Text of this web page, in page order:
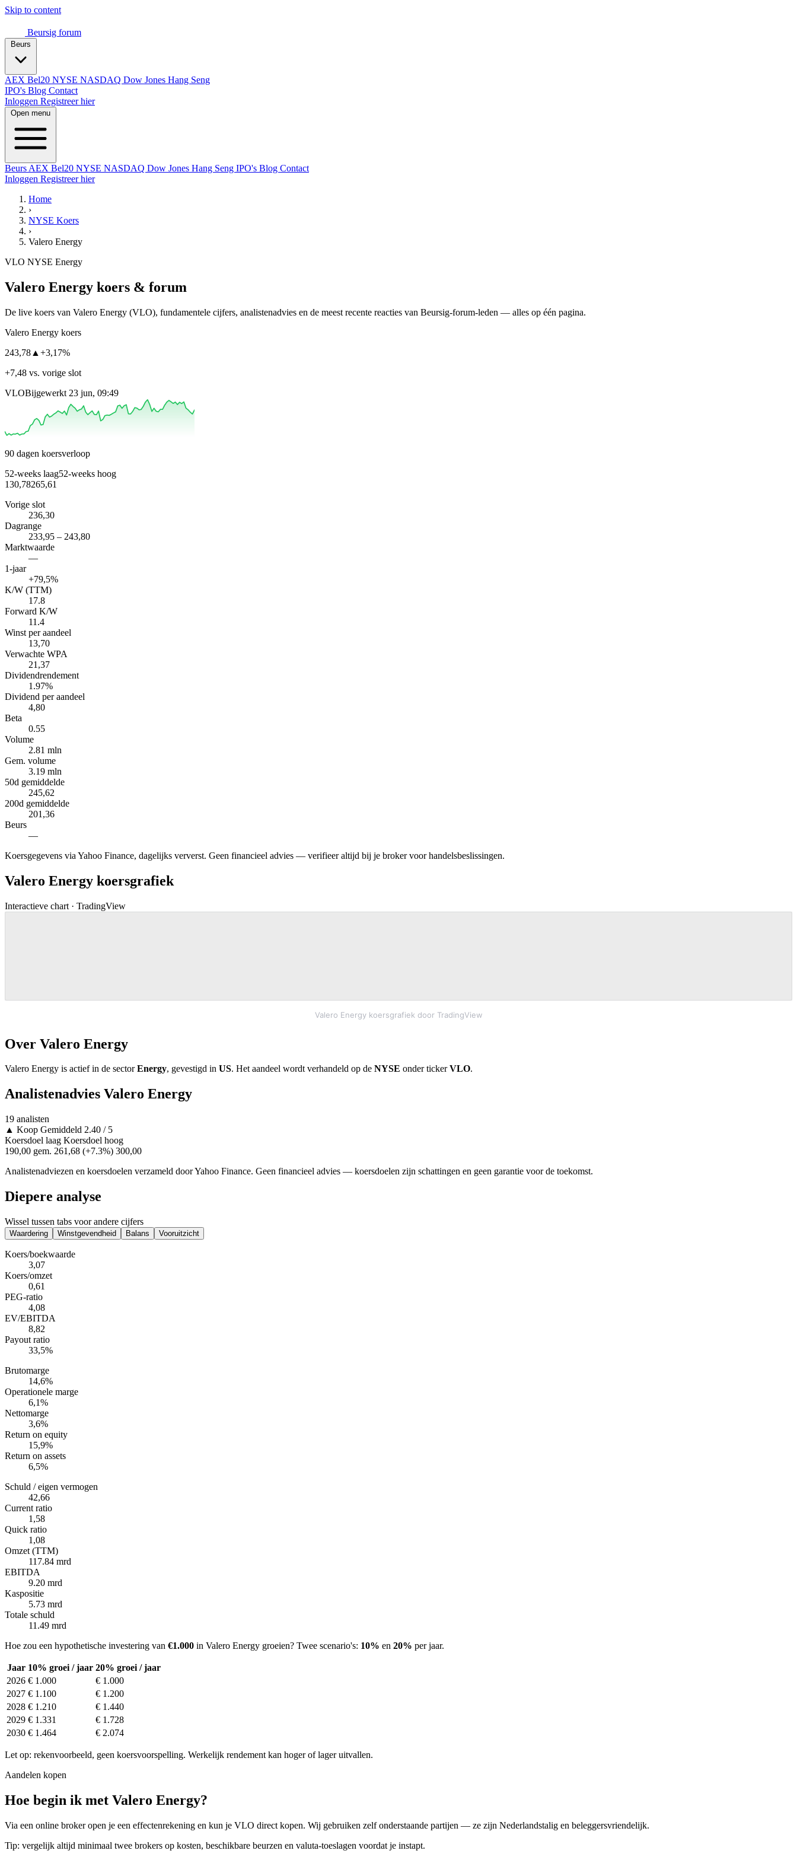
Skip to content
Beursig forum
AEX Bel20 NYSE NASDAQ Dow Jones Hang Seng
IPO's Blog Contact
Inloggen Registreer hier
Open menu
Beurs AEX Bel20 NYSE NASDAQ Dow Jones Hang Seng IPO's Blog Contact
Inloggen Registreer hier
Home
›
NYSE Koers
›
Valero Energy
VLO NYSE Energy
Valero Energy koers & forum
De live koers van Valero Energy (VLO), fundamentele cijfers, analisten­advies en de meest recente reacties van Beursig-forum-leden — alles op één pagina.
Valero Energy koers
243,78 ▲ +3,17%
+7,48 vs. vorige slot
VLOBijgewerkt 23 jun, 09:49
90 dagen koersverloop
52-weeks laag52-weeks hoog
130,78265,61
Vorige slot
236,30
Dagrange
233,95 – 243,80
Marktwaarde
—
1-jaar
+79,5%
K/W (TTM)
17.8
Forward K/W
11.4
Winst per aandeel
13,70
Verwachte WPA
21,37
Dividendrendement
1.97%
Dividend per aandeel
4,80
Beta
0.55
Volume
2.81 mln
Gem. volume
3.19 mln
50d gemiddelde
245,62
200d gemiddelde
201,36
Beurs
—
Koersgegevens via Yahoo Finance, dagelijks ververst. Geen financieel advies — verifieer altijd bij je broker voor handelsbeslissingen.
Valero Energy koersgrafiek
Interactieve chart · TradingView
Valero Energy koersgrafiek door TradingView
Over Valero Energy
Valero Energy is actief in de sectorEnergy, gevestigd in US. Het aandeel wordt verhandeld op de NYSE onder tickerVLO.
Analistenadvies Valero Energy
19 analisten
▲ Koop Gemiddeld 2.40 / 5
Koersdoel laag Koersdoel hoog
190,00 gem. 261,68 (+7.3%) 300,00
Analistenadviezen en koersdoelen verzameld door Yahoo Finance. Geen financieel advies — koersdoelen zijn schattingen en geen garantie voor de toekomst.
Diepere analyse
Wissel tussen tabs voor andere cijfers
Waardering Winstgevendheid Balans Vooruitzicht
Koers/boekwaarde
3,07
Koers/omzet
0,61
PEG-ratio
4,08
EV/EBITDA
8,82
Payout ratio
33,5%
Brutomarge
14,6%
Operationele marge
6,1%
Nettomarge
3,6%
Return on equity
15,9%
Return on assets
6,5%
Schuld / eigen vermogen
42,66
Current ratio
1,58
Quick ratio
1,08
Omzet (TTM)
117.84 mrd
EBITDA
9.20 mrd
Kaspositie
5.73 mrd
Totale schuld
11.49 mrd
Hoe zou een hypothetische investering van €1.000 in Valero Energy groeien? Twee scenario's: 10% en 20% per jaar.
Jaar 10% groei / jaar 20% groei / jaar
2026 € 1.000
€ 1.000
2027 € 1.100
€ 1.200
2028 € 1.210
€ 1.440
2029 € 1.331
€ 1.728
2030 € 1.464 € 2.074
Let op: rekenvoorbeeld, geen koersvoorspelling. Werkelijk rendement kan hoger of lager uitvallen.
Aandelen kopen
Hoe begin ik met Valero Energy?
Via een online broker open je een effectenrekening en kun je VLO direct kopen. Wij gebruiken zelf onderstaande partijen — ze zijn Nederlandstalig en beleggersvriendelijk.
Tip: vergelijk altijd minimaal twee brokers op kosten, beschikbare beurzen en valuta-toeslagen voordat je instapt.